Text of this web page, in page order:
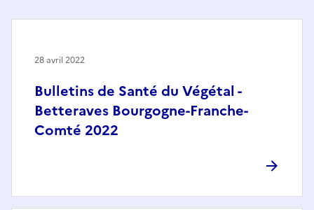
Bulletins de Santé du Végétal -
Betteraves Bourgogne-Franche-
Comté 2022
28 avril 2022